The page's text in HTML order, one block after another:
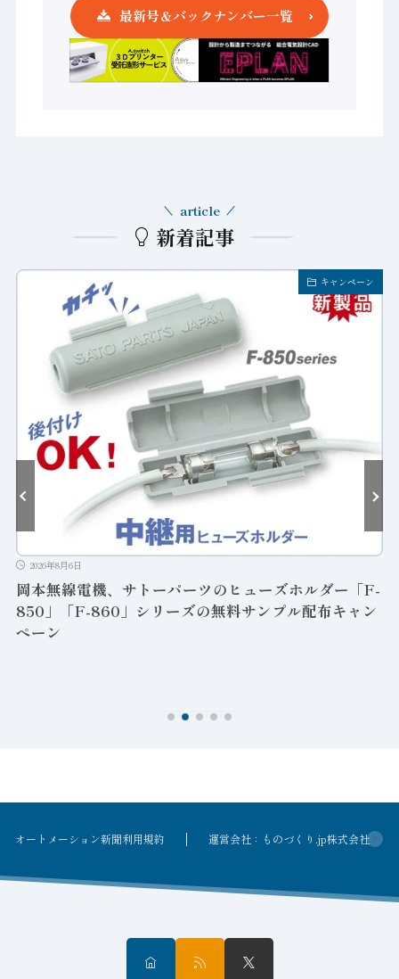
最新号＆バックナンバー一覧
新着記事
article
キャンペーン
2026年8月6日
岡本無線電機、サトーパーツのヒューズホルダー「F-
850」「F-860」シリーズの無料サンプル配布キャン
ペーン
オートメーション新聞利用規約 運営会社：ものづくり.jp株式会社